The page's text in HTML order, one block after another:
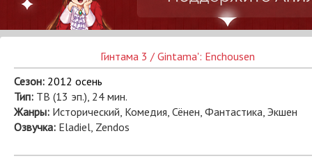
Гинтама 3 / Gintama': Enchousen
Сезон: 2012 осень
Тип: ТВ (13 эп.), 24 мин.
Жанры: Исторический, Комедия, Сёнен, Фантастика, Экшен
Озвучка: Eladiel, Zendos